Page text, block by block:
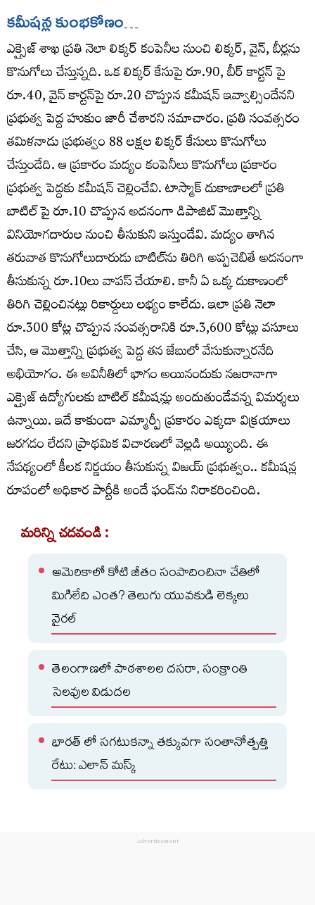
కమీషన్ల కుంభకోణం…
ఎక్సైజ్ శాఖ ప్రతి నెలా లిక్కర్ కంపెనీల నుంచి లిక్కర్, వైన్, బీర్లను
కొనుగోలు చేస్తున్నది. ఒక లిక్కర్ కేసుపై రూ.90, బీర్ కార్టన్ పై
రూ.40, వైన్ కార్టన్‌పై రూ.20 చొప్పున కమీషన్ ఇవ్వాల్సిందేనని
ప్రభుత్వ పెద్ద హుకుం జారీ చేశారని సమాచారం. ప్రతి సంవత్సరం
తమిళనాడు ప్రభుత్వం 88 లక్షల లిక్కర్ కేసులు కొనుగోలు
చేస్తుండేది. ఆ ప్రకారం మద్యం కంపెనీలు కొనుగోలు ప్రకారం
ప్రభుత్వ పెద్దకు కమీషన్ చెల్లించేవి. టాస్మాక్ దుకాణాలలో ప్రతి
బాటిల్ పై రూ.10 చొప్పున అదనంగా డిపాజిట్ మొత్తాన్ని
వినియోగదారుల నుంచి తీసుకుని ఇస్తుండేవి. మద్యం తాగిన
తరువాత కొనుగోలుదారుడు బాటిల్‌ను తిరిగి అప్పచెబితే అదనంగా
తీసుకున్న రూ.10లు వాపస్‌ చేయాలి. కానీ ఏ ఒక్క దుకాణంలో
తిరిగి చెల్లించినట్లు రికార్డులు లభ్యం కాలేదు. ఇలా ప్రతి నెలా
రూ.300 కోట్ల చొప్పున సంవత్సరానికి రూ.3,600 కోట్లు వసూలు
చేసి, ఆ మొత్తాన్ని ప్రభుత్వ పెద్ద తన జేబులో వేసుకున్నారనేది
అభియోగం. ఈ అవినీతిలో భాగం అయినందుకు నజరానాగా
ఎక్సైజ్ ఉద్యోగులకు బాటిల్ కమీషన్లు అందుతుండేవన్న విమర్శలు
ఉన్నాయి. ఇదే కాకుండా ఎమ్మార్పీ ప్రకారం ఎక్కడా విక్రయాలు
జరగడం లేదని ప్రాథమిక విచారణలో వెల్లడి అయ్యింది. ఈ
నేపథ్యంలో కీలక నిర్ణయం తీసుకున్న విజయ్‌ ప్రభుత్వం.. కమీషన్ల
రూపంలో అధికార పార్టీకి అందే ఫండ్‌ను నిరాకరించింది.
మరిన్ని చదవండి :
అమెరికాలో కోటి జీతం సంపాదించినా చేతిలో
మిగిలేది ఎంత? తెలుగు యువకుడి లెక్కలు
వైరల్‌
తెలంగాణలో పాఠశాలల దసరా, సంక్రాంతి
సెలవుల విడుదల
భారత్ లో సగటుకన్నా తక్కువగా సంతానోత్పత్తి
రేటు: ఎలాన్ మస్క్